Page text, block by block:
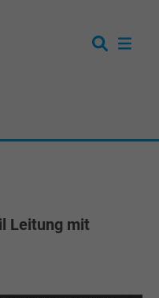
Leitung mit